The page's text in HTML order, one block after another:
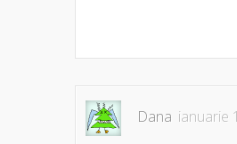
Dana ianuarie